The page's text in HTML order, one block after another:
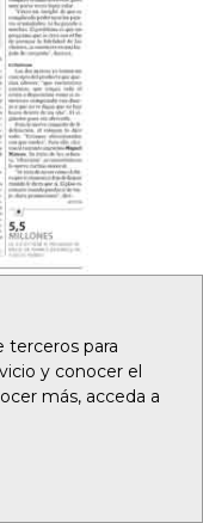
terceros para
y conocer el
más, acceda a